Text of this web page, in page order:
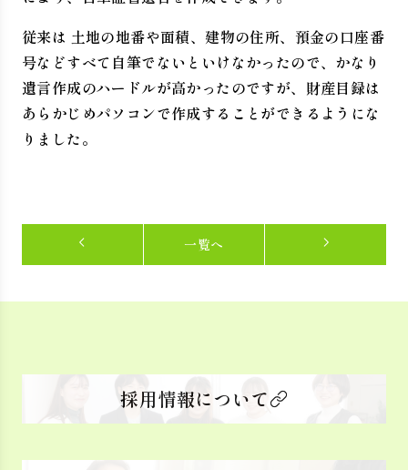
従来は 土地の地番や面積、建物の住所、預金の口座番
号などすべて自筆でないといけなかったので、かなり
遺言作成のハードルが高かったのですが、財産目録は
あらかじめパソコンで作成することができるようにな
りました。
一覧へ
採用情報について